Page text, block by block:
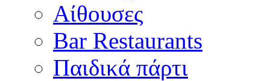
Αίθουσες
Bar Restaurants
Παιδικά πάρτι